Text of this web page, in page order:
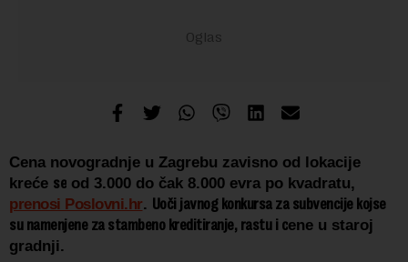
Cena novogradnje u Zagrebu zavisno od lokacije
kreće se od 3.000 do čak 8.000 evra po kvadratu,
prenosi Poslovni.hr. Uoči javnog konkursa za subvencije kojse
su namenjene za stambeno kreditiranje, rastu i cene u staroj
gradnji.